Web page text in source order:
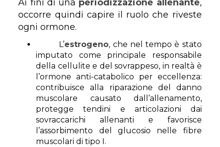
Ai fini di una periodizzazione allenante,
occorre quindi capire il ruolo che riveste
ogni ormone.
L’estrogeno, che nel tempo è stato
imputato come principale responsabile
della cellulite e del sovrappeso, in realtà è
l’ormone anti-catabolico per eccellenza:
contribuisce alla riparazione del danno
muscolare causato dall’allenamento,
protegge tendini e articolazioni dai
sovraccarichi allenanti e favorisce
l’assorbimento del glucosio nelle fibre
muscolari di tipo I.